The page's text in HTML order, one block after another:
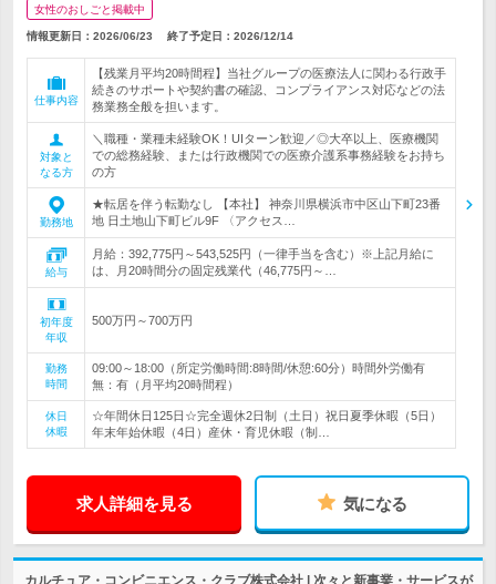
女性のおしごと掲載中
情報更新日：2026/06/23 終了予定日： 2026/12/14
仕事内容
【残業月平均20時間程】当社グループの医療法人に関わる行政手
続きのサポートや契約書の確認、コンプライアンス対応などの法
務業務全般を担います。
対象と
なる方
＼職種・業種未経験OK！UIターン歓迎／◎大卒以上、医療機関
での総務経験、または行政機関での医療介護系事務経験をお持ち
の方
勤務地
★転居を伴う転勤なし 【本社】 神奈川県横浜市中区山下町23番
地 日土地山下町ビル9F 〈アクセス…
給与
月給：392,775円～543,525円（一律手当を含む）※上記月給に
は、月20時間分の固定残業代（46,775円～…
初年度
年収
500万円～700万円
勤務
時間
09:00～18:00（所定労働時間:8時間/休憩:60分）時間外労働有
無：有（月平均20時間程）
休日
休暇
☆年間休日125日☆完全週休2日制（土日）祝日夏季休暇（5日）
年末年始休暇（4日）産休・育児休暇（制…
求人詳細を見る 気になる
カルチュア・コンビニエンス・クラブ株式会社 | 次々と新事業・サービスが